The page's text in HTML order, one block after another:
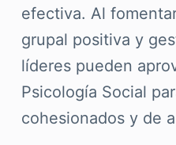
efectiva. Al
grupal positiva y
líderes pueden
Psicología Social
cohesionados y de